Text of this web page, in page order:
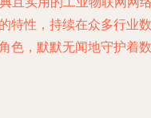
特性，持续在众多行业数
色，默默无闻地守护着数